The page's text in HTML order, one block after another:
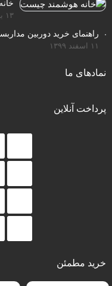
۱۳ بهمن ۱۳۹۹
راهنمای خرید دوربین
۱۱ اسفند ۱۳۹۹
نمادهای ما
پرداخت آنلاین
خرید مطمئن